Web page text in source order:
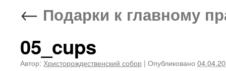
← Подарки к главному
05_cups
Автор: Христорождественский собор | Опубликовано